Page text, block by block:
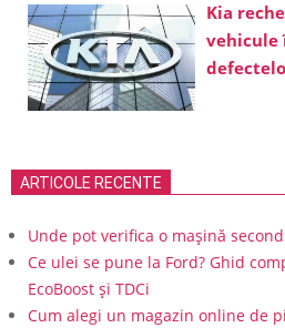
Kia
vehicule
ARTICOLE RECENTE
Unde pot verifica o mașină
Ce ulei se pune la Ford? Ghid
EcoBoost și TDCi
Cum alegi un magazin online de